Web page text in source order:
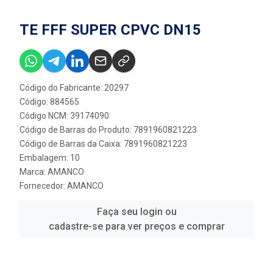
TE FFF SUPER CPVC DN15
Código do Fabricante: 20297
Código: 884565
Código NCM: 39174090
Código de Barras do Produto: 7891960821223
Código de Barras da Caixa: 7891960821223
Embalagem: 10
Marca: AMANCO
Fornecedor: AMANCO
Faça seu login ou
cadastre-se para ver preços e comprar